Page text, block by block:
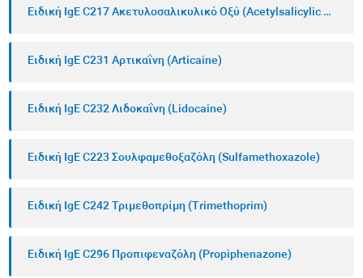
Ειδική IgE C217 Ακετυλοσαλικυλικό Οξύ (Acetylsalicylic Acid)
Ειδική IgE C231 Αρτικαΐνη (Articaine)
Ειδική IgE C232 Λιδοκαΐνη (Lidocaine)
Ειδική IgE C223 Σουλφαμεθοξαζόλη (Sulfamethoxazole)
Ειδική IgE C242 Τριμεθοπρίμη (Trimethoprim)
Ειδική IgE C296 Προπιφεναζόλη (Propiphenazone)